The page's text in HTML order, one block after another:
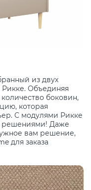
из двух
Объединяя
боковин,
которая
С модулями Рикке
решениями! Даже
вам решение,
для заказа